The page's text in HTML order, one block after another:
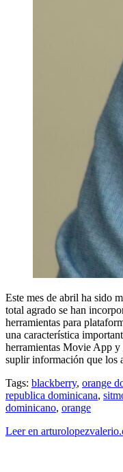
Este mes de abril ha sido
total agrado se han
herramientas para
una característica
herramientas Movie App y
suplir información que los
Tags: blackberry, orange
republica dominicana,
dominicano, orange
Leer en